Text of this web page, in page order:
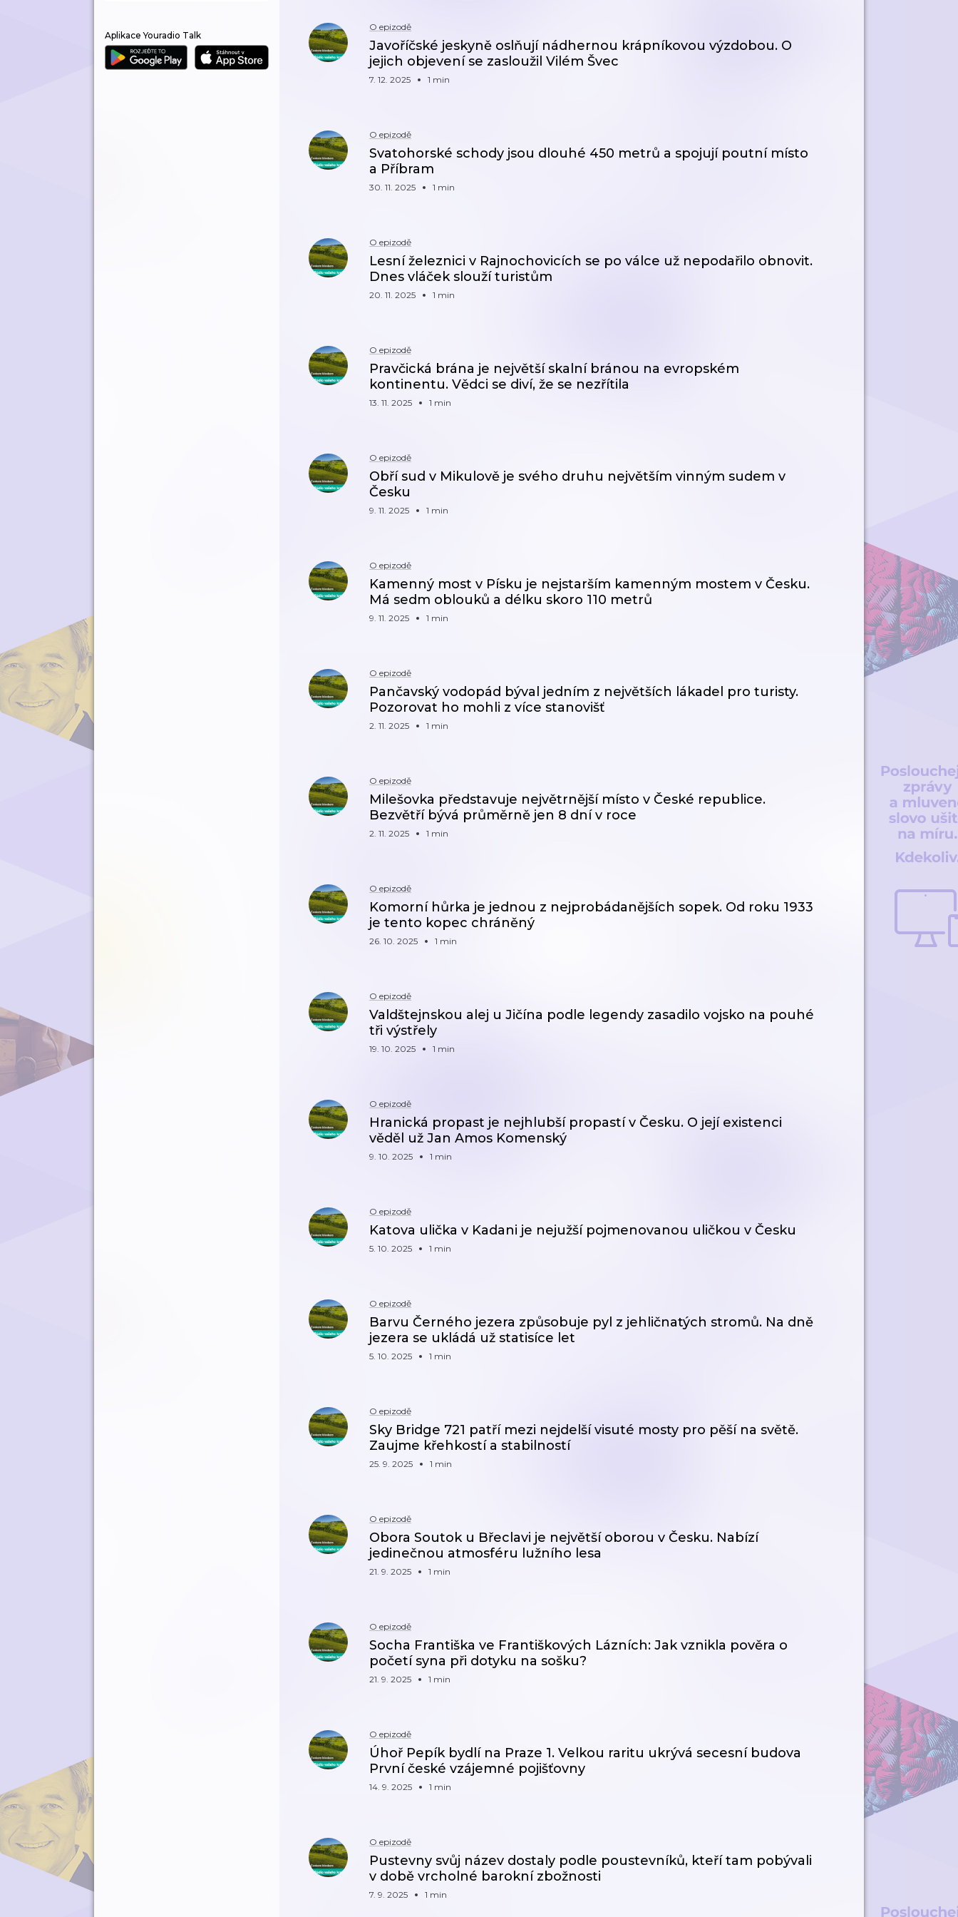
Aplikace Youradio Talk
O epizodě
Javoříčské jeskyně oslňují nádhernou krápníkovou výzdobou. O
jejich objevení se zasloužil Vilém Švec
7. 12. 2025 1 min
O epizodě
Svatohorské schody jsou dlouhé 450 metrů a spojují poutní místo
a Příbram
30. 11. 2025 1 min
O epizodě
Lesní železnici v Rajnochovicích se po válce už nepodařilo obnovit.
Dnes vláček slouží turistům
20. 11. 2025 1 min
O epizodě
Pravčická brána je největší skalní bránou na evropském
kontinentu. Vědci se diví, že se nezřítila
13. 11. 2025 1 min
O epizodě
Obří sud v Mikulově je svého druhu největším vinným sudem v
Česku
9. 11. 2025 1 min
O epizodě
Kamenný most v Písku je nejstarším kamenným mostem v Česku.
Má sedm oblouků a délku skoro 110 metrů
9. 11. 2025 1 min
O epizodě
Pančavský vodopád býval jedním z největších lákadel pro turisty.
Pozorovat ho mohli z více stanovišť
2. 11. 2025 1 min
O epizodě
Milešovka představuje největrnější místo v České republice.
Bezvětří bývá průměrně jen 8 dní v roce
2. 11. 2025 1 min
O epizodě
Komorní hůrka je jednou z nejprobádanějších sopek. Od roku 1933
je tento kopec chráněný
26. 10. 2025 1 min
O epizodě
Valdštejnskou alej u Jičína podle legendy zasadilo vojsko na pouhé
tři výstřely
19. 10. 2025 1 min
O epizodě
Hranická propast je nejhlubší propastí v Česku. O její existenci
věděl už Jan Amos Komenský
9. 10. 2025 1 min
O epizodě
Katova ulička v Kadani je nejužší pojmenovanou uličkou v Česku
5. 10. 2025 1 min
O epizodě
Barvu Černého jezera způsobuje pyl z jehličnatých stromů. Na dně
jezera se ukládá už statisíce let
5. 10. 2025 1 min
O epizodě
Sky Bridge 721 patří mezi nejdelší visuté mosty pro pěší na světě.
Zaujme křehkostí a stabilností
25. 9. 2025 1 min
O epizodě
Obora Soutok u Břeclavi je největší oborou v Česku. Nabízí
jedinečnou atmosféru lužního lesa
21. 9. 2025 1 min
O epizodě
Socha Františka ve Františkových Lázních: Jak vznikla pověra o
početí syna při dotyku na sošku?
21. 9. 2025 1 min
O epizodě
Úhoř Pepík bydlí na Praze 1. Velkou raritu ukrývá secesní budova
První české vzájemné pojišťovny
14. 9. 2025 1 min
O epizodě
Pustevny svůj název dostaly podle poustevníků, kteří tam pobývali
v době vrcholné barokní zbožnosti
7. 9. 2025 1 min